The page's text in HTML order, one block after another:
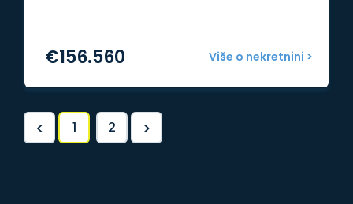
Više o nekretnini >
€156.560
< 1 2 >